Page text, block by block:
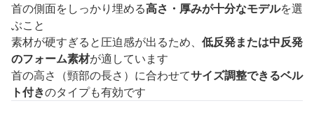
首の側面をしっかり埋める高さ・厚みが十分なモデルを選
ぶこと
素材が硬すぎると圧迫感が出るため、 低反発または中反発
のフォーム素材が適しています
首の高さ（頸部の長さ）に合わせてサイズ調整できるベル
ト付きのタイプも有効です